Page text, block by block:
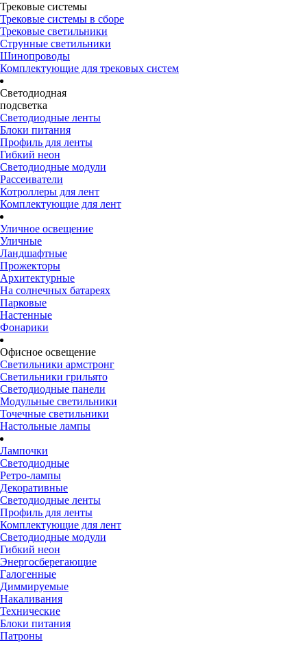
Трековые системы
Трековые системы в сборе
Трековые светильники
Струнные светильники
Шинопроводы
Комплектующие для трековых систем
Светодиодная
подсветка
Светодиодные ленты
Блоки питания
Профиль для ленты
Гибкий неон
Светодиодные модули
Рассеиватели
Котроллеры для лент
Комплектующие для лент
Уличное освещение
Уличные
Ландшафтные
Прожекторы
Архитектурные
На солнечных батареях
Парковые
Настенные
Фонарики
Офисное освещение
Светильники армстронг
Светильники грильято
Светодиодные панели
Модульные светильники
Точечные светильники
Настольные лампы
Лампочки
Светодиодные
Ретро-лампы
Декоративные
Светодиодные ленты
Профиль для ленты
Комплектующие для лент
Светодиодные модули
Гибкий неон
Энергосберегающие
Галогенные
Диммируемые
Накаливания
Технические
Блоки питания
Патроны